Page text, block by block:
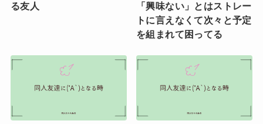
る友人
「興味ない」とはストレー
トに言えなくて次々と予定
を組まれて困ってる